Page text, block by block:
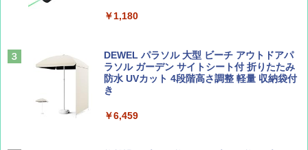
￥1,540
AIRLINE（エアライン）2026年9月号【特
パ
￥2,277
地球の歩き方 スター・ウォーズ
易 トイレテント (オリーブ)
ENDLESS BASE 《めざましテレビで紹介》
テント ワンタッチ RENEW 幅200 2-3人用 43
￥1,180
DEWEL パラソル 大型 ビーチ アウトドアパ
ラソル ガーデン サイトシート付 折りたたみ
防水 UVカット 4段階高さ調整 軽量 収納袋付
き
￥6,459